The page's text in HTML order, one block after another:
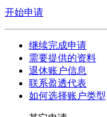
开始申请
继续完成申请
需要提供的资料
退休账户信息
联系盈透代表
如何选择账户类型